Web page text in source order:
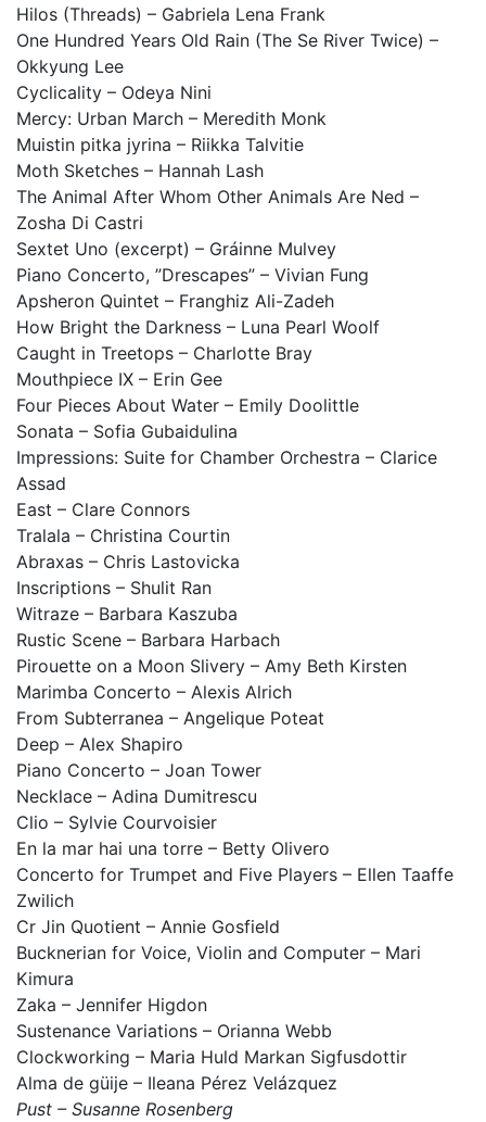
Hilos (Threads) – Gabriela Lena Frank
One Hundred Years Old Rain (The Se River Twice) –
Okkyung Lee
Cyclicality – Odeya Nini
Mercy: Urban March – Meredith Monk
Muistin pitka jyrina – Riikka Talvitie
Moth Sketches – Hannah Lash
The Animal After Whom Other Animals Are Ned –
Zosha Di Castri
Sextet Uno (excerpt) – Gráinne Mulvey
Piano Concerto, ”Drescapes” – Vivian Fung
Apsheron Quintet – Franghiz Ali-Zadeh
How Bright the Darkness – Luna Pearl Woolf
Caught in Treetops – Charlotte Bray
Mouthpiece IX – Erin Gee
Four Pieces About Water – Emily Doolittle
Sonata – Sofia Gubaidulina
Impressions: Suite for Chamber Orchestra – Clarice
Assad
East – Clare Connors
Tralala – Christina Courtin
Abraxas – Chris Lastovicka
Inscriptions – Shulit Ran
Witraze – Barbara Kaszuba
Rustic Scene – Barbara Harbach
Pirouette on a Moon Slivery – Amy Beth Kirsten
Marimba Concerto – Alexis Alrich
From Subterranea – Angelique Poteat
Deep – Alex Shapiro
Piano Concerto – Joan Tower
Necklace – Adina Dumitrescu
Clio – Sylvie Courvoisier
En la mar hai una torre – Betty Olivero
Concerto for Trumpet and Five Players – Ellen Taaffe
Zwilich
Cr Jin Quotient – Annie Gosfield
Bucknerian for Voice, Violin and Computer – Mari
Kimura
Zaka – Jennifer Higdon
Sustenance Variations – Orianna Webb
Clockworking – Maria Huld Markan Sigfusdottir
Alma de güije – Ileana Pérez Velázquez
Pust – Susanne Rosenberg